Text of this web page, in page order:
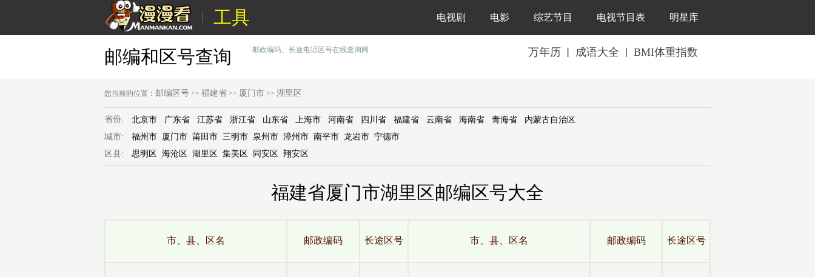
工具 明星库
电视节目表
综艺节目
电影
电视剧
邮编和区号查询 邮政编码、长途电话区号在线查询网 万年历 成语大全 BMI体重指数
您当前的位置： 邮编区号 >> 福建省 >> 厦门市 >> 湖里区
省份: 北京市 广东省 江苏省 浙江省 山东省 上海市 河南省 四川省 福建省 云南省 海南省 青海省
内蒙古自治区
城市:
福州市 厦门市 莆田市 三明市 泉州市 漳州市 南平市 龙岩市 宁德市
区县:
思明区 海沧区 湖里区 集美区 同安区 翔安区
福建省厦门市湖里区邮编区号大全
市、县、区名 邮政编码 长途区号 市、县、区名 邮政编码 长途区号